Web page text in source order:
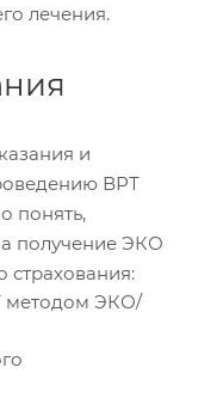
лечения.
и
ВРТ
понять,
получение ЭКО
страхования:
методом ЭКО/